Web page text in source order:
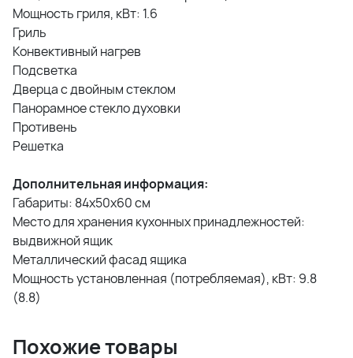
Мощность гриля, кВт: 1.6
Гриль
Конвективный нагрев
Подсветка
Дверца с двойным стеклом
Панорамное стекло духовки
Противень
Решетка
Дополнительная информация:
Габариты: 84х50х60 см
Место для хранения кухонных принадлежностей:
выдвижной ящик
Металлический фасад ящика
Мощность установленная (потребляемая), кВт: 9.8
(8.8)
Похожие товары